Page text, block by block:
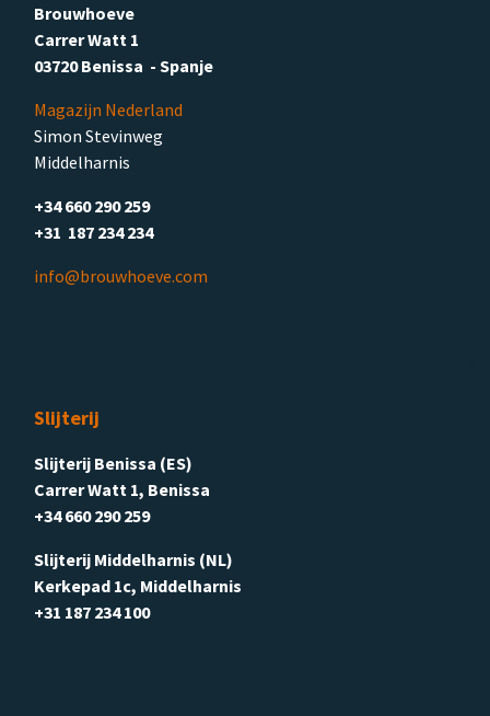
Brouwhoeve
Carrer Watt 1
03720 Benissa - Spanje
Magazijn Nederland
Simon Stevinweg
Middelharnis
+34 660 290 259
+31 187 234 234
info@brouwhoeve.com
Slijterij
Slijterij Benissa (ES)
Carrer Watt 1, Benissa
+34 660 290 259
Slijterij Middelharnis (NL)
Kerkepad 1c, Middelharnis
+31 187 234 100